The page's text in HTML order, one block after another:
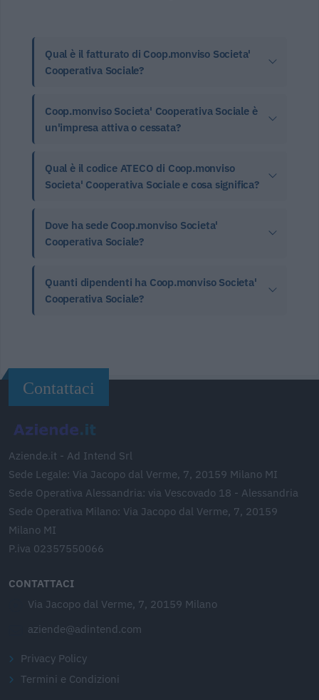
Qual è il fatturato di Coop.monviso Societa'
Cooperativa Sociale?
Coop.monviso Societa' Cooperativa Sociale è
un'impresa attiva o cessata?
Qual è il codice ATECO di Coop.monviso
Societa' Cooperativa Sociale e cosa significa?
Dove ha sede Coop.monviso Societa'
Cooperativa Sociale?
Quanti dipendenti ha Coop.monviso Societa'
Cooperativa Sociale?
Contattaci
Aziende.it - Ad Intend Srl
Sede Legale: Via Jacopo dal Verme, 7, 20159 Milano MI
Sede Operativa Alessandria: via Vescovado 18 - Alessandria
Sede Operativa Milano: Via Jacopo dal Verme, 7, 20159
Milano MI
P.iva 02357550066
CONTATTACI
Via Jacopo dal Verme, 7, 20159 Milano
aziende@adintend.com
Privacy Policy
Termini e Condizioni